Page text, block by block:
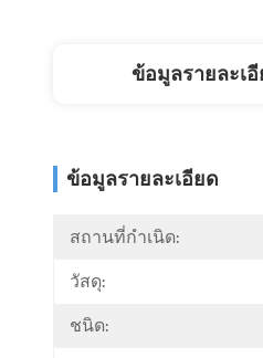
ข้อมูลรายละเ
ข้อมูลรายละเอียด
สถานที่กำเนิด:
วัสดุ:
ชนิด: